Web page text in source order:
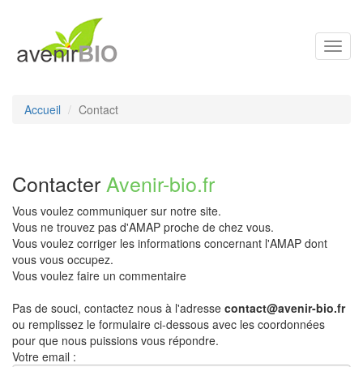
Accueil Contact
Contacter Avenir-bio.fr
Vous voulez communiquer sur notre site.
Vous ne trouvez pas d'AMAP proche de chez vous.
Vous voulez corriger les informations concernant l'AMAP dont
vous vous occupez.
Vous voulez faire un commentaire
Pas de souci, contactez nous à l'adresse contact@avenir-bio.fr
ou remplissez le formulaire ci-dessous avec les coordonnées
pour que nous puissions vous répondre.
Votre email :